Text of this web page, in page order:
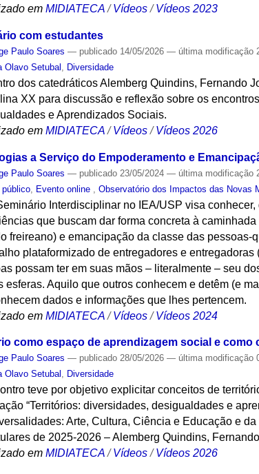
em MIDIATECA /Vídeos /Vídeos 2023
com estudantes
Paulo Soares — publicado 14/05/2026— última modificação
Olavo Setubal
Diversidade
dos catedráticos Alemberg Quindins, Fernando
XX para discussão e reflexão sobre os
e Aprendizados Sociais.
em MIDIATECA /Vídeos /Vídeos 2026
a Serviço do Empoderamento e
Paulo Soares — publicado 23/05/2024— última modificação
Evento online ,Observatório dos Impactos das Novas
Interdisciplinar no IEA/USP visa
que buscam dar forma concreta à
freireano) e emancipação da classe das
plataformizado de entregadores e
possam ter em suas mãos – literalmente – seu
esferas. Aquilo que outros conhecem e detêm (e
dados e informações que lhes pertencem.
em MIDIATECA /Vídeos /Vídeos 2024
como espaço de aprendizagem social e
Paulo Soares — publicado 28/05/2026— última modificação
Olavo Setubal , Diversidade
teve por objetivo explicitar conceitos de
“Territórios: diversidades, desigualdades e
Arte, Cultura, Ciência e Educação e
de 2025-2026 – Alemberg Quindins,
em MIDIATECA /Vídeos /Vídeos 2026